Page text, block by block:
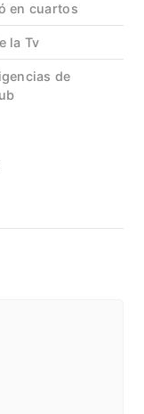
en cuartos
la Tv
de